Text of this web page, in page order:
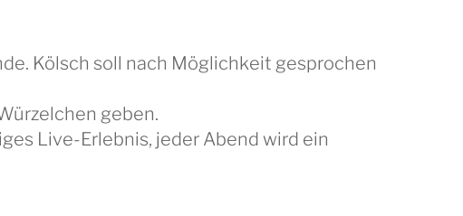
Kölsch soll nach Möglichkeit gesprochen
geben.
Live-Erlebnis, jeder Abend wird ein